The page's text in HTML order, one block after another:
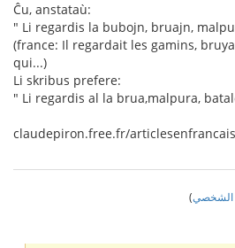
Ĉu, anstataù:
" Li regardis la bubojn, bruajn,
(france: Il regardait les gamins,
qui...)
Li skribus prefere:
" Li regardis al la brua,malpura,
claudepiron.free.fr/
الشخصي)